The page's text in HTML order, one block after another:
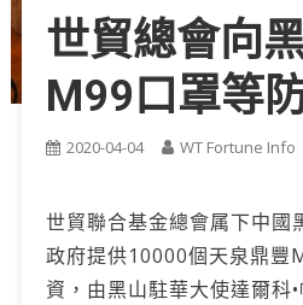
世貿總會向
M99口罩等
2020-04-04 WT Fortune Info
世貿聯合基金總會属下中國
政府提供10000個天泉鼎豐
資，由黑山駐華大使達爾科